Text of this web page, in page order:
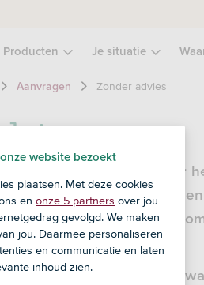
Producten Je situatie
Aanvragen Zonder advies
Uitkeren bij je past. Voor
is bedoeld om te
af weet. Hiermee
advies (deze
website bezoekt
plaatsen. Met deze cookies
en onze 5 partners over jou
gevolgd. We maken
jou. Daarmee personaliseren
en communicatie en laten
inhoud zien.